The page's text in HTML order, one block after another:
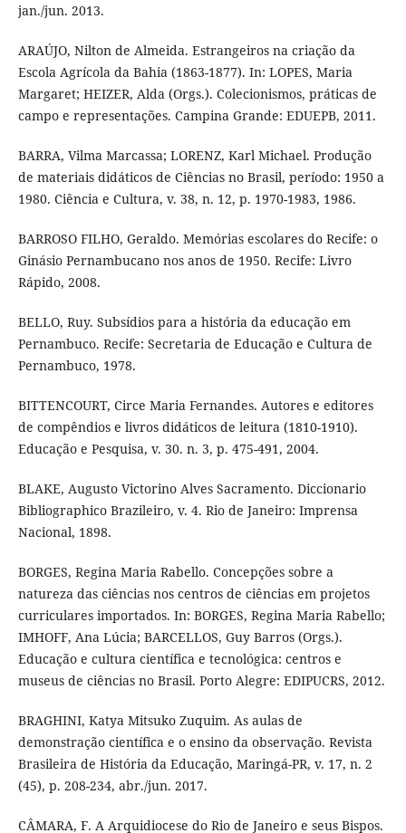
jan./jun. 2013.
ARAÚJO, Nilton de Almeida. Estrangeiros na criação da
Escola Agrícola da Bahia (1863-1877). In: LOPES, Maria
Margaret; HEIZER, Alda (Orgs.). Colecionismos, práticas de
campo e representações. Campina Grande: EDUEPB, 2011.
BARRA, Vilma Marcassa; LORENZ, Karl Michael. Produção
de materiais didáticos de Ciências no Brasil, período: 1950 a
1980. Ciência e Cultura, v. 38, n. 12, p. 1970-1983, 1986.
BARROSO FILHO, Geraldo. Memórias escolares do Recife: o
Ginásio Pernambucano nos anos de 1950. Recife: Livro
Rápido, 2008.
BELLO, Ruy. Subsídios para a história da educação em
Pernambuco. Recife: Secretaria de Educação e Cultura de
Pernambuco, 1978.
BITTENCOURT, Circe Maria Fernandes. Autores e editores
de compêndios e livros didáticos de leitura (1810-1910).
Educação e Pesquisa, v. 30. n. 3, p. 475-491, 2004.
BLAKE, Augusto Victorino Alves Sacramento. Diccionario
Bibliographico Brazileiro, v. 4. Rio de Janeiro: Imprensa
Nacional, 1898.
BORGES, Regina Maria Rabello. Concepções sobre a
natureza das ciências nos centros de ciências em projetos
curriculares importados. In: BORGES, Regina Maria Rabello;
IMHOFF, Ana Lúcia; BARCELLOS, Guy Barros (Orgs.).
Educação e cultura científica e tecnológica: centros e
museus de ciências no Brasil. Porto Alegre: EDIPUCRS, 2012.
BRAGHINI, Katya Mitsuko Zuquim. As aulas de
demonstração científica e o ensino da observação. Revista
Brasileira de História da Educação, Maringá-PR, v. 17, n. 2
(45), p. 208-234, abr./jun. 2017.
CÂMARA, F. A Arquidiocese do Rio de Janeiro e seus Bispos.